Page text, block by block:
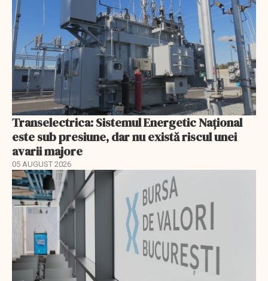
Transelectrica: Sistemul Energetic Național
este sub presiune, dar nu există riscul unei
avarii majore
05 AUGUST 2026